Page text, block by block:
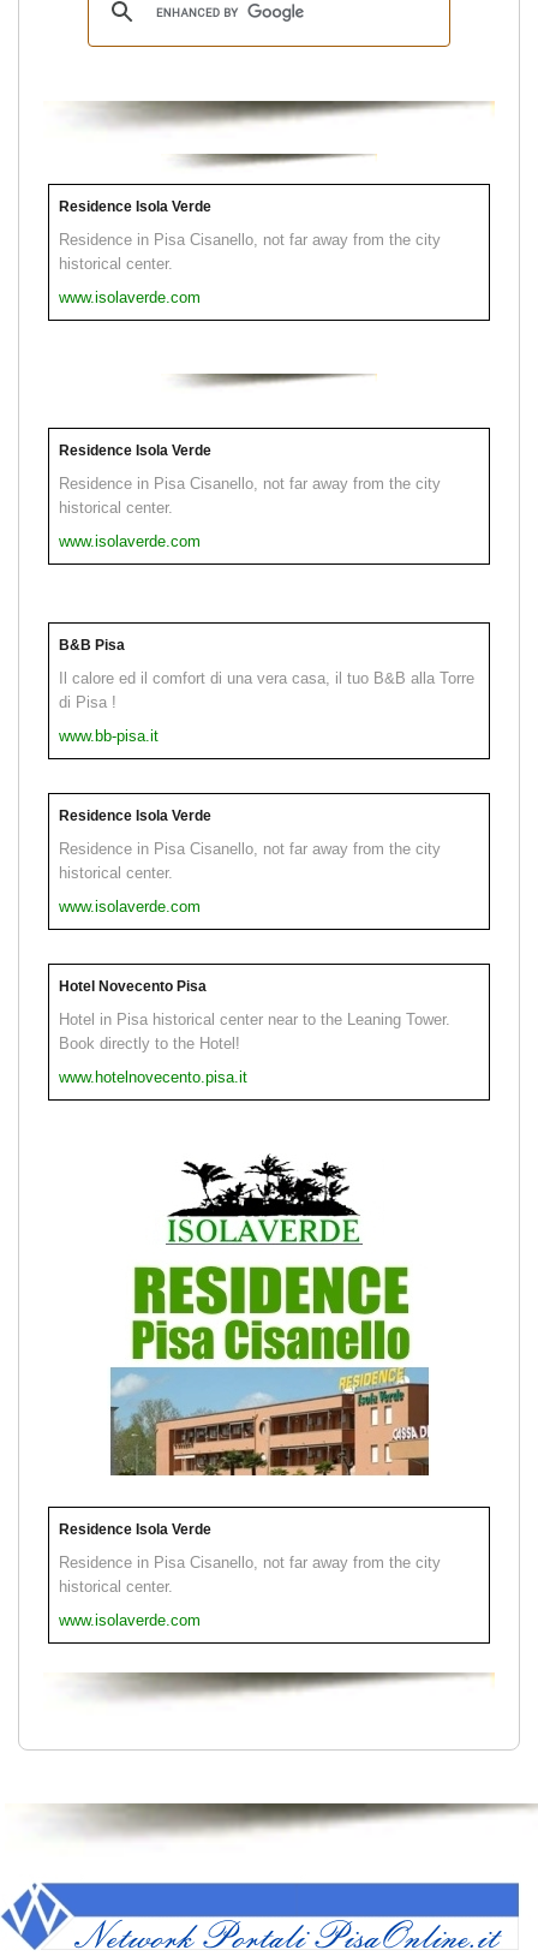
Residence Isola Verde
Residence in Pisa Cisanello, not far away from the city
historical center.
www.isolaverde.com
Residence Isola Verde
Residence in Pisa Cisanello, not far away from the city
historical center.
www.isolaverde.com
B&B Pisa
Il calore ed il comfort di una vera casa, il tuo B&B alla Torre
di Pisa !
www.bb-pisa.it
Residence Isola Verde
Residence in Pisa Cisanello, not far away from the city
historical center.
www.isolaverde.com
Hotel Novecento Pisa
Hotel in Pisa historical center near to the Leaning Tower.
Book directly to the Hotel!
www.hotelnovecento.pisa.it
Residence Isola Verde
Residence in Pisa Cisanello, not far away from the city
historical center.
www.isolaverde.com